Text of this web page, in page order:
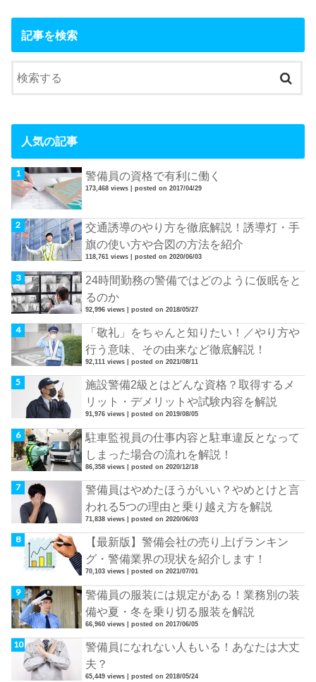
記事を検索
人気の記事
警備員の資格で有利に働く
173,468 views |posted on 2017/04/29
交通誘導のやり方を徹底解説！誘導灯・手
旗の使い方や合図の方法を紹介
118,761 views |posted on 2020/06/03
24時間勤務の警備ではどのように仮眠をと
るのか
92,996 views |posted on 2018/05/27
「敬礼」をちゃんと知りたい！／やり方や
行う意味、その由来など徹底解説！
92,111 views |posted on 2021/08/11
施設警備2級とはどんな資格？取得するメ
リット・デメリットや試験内容を解説
91,976 views |posted on 2019/08/05
駐車監視員の仕事内容と駐車違反となって
しまった場合の流れを解説！
86,358 views |posted on 2020/12/18
警備員はやめたほうがいい？やめとけと言
われる5つの理由と乗り越え方を解説
71,838 views |posted on 2020/06/03
【最新版】警備会社の売り上げランキン
グ・警備業界の現状を紹介します！
70,103 views |posted on 2021/07/01
警備員の服装には規定がある！業務別の装
備や夏・冬を乗り切る服装を解説
66,960 views |posted on 2017/06/05
警備員になれない人もいる！あなたは大丈
夫？
65,449 views |posted on 2018/05/24